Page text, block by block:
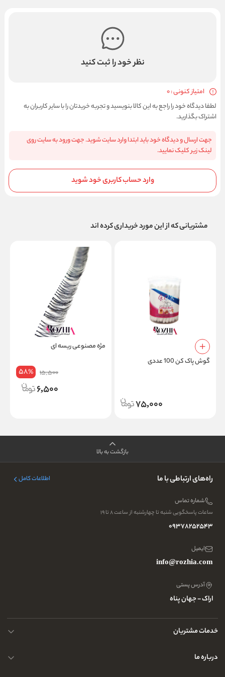
نظر خود را ثبت کنید
امتیاز کنونی : 0
لطفا دیدگاه خود را راجع به این کالا بنویسید و تجربه خریدتان را با سایر کاربران به
اشتراک بگذارید.
جهت ارسال و دیدگاه خود باید ابتدا وارد سایت شوید. جهت ورود به سایت روی
لینک زیر کلیک نمایید.
وارد حساب کاربری خود شوید
مشتریانی که از این مورد خریداری کرده اند
گوش پاک کن 100 عددی
75,000
مژه مصنوعی ریسه ای
15,500
58%
6,500
بازگشت به بالا
راه‌های ارتباطی با ما اطلاعات کامل
شماره تماس
ساعات پاسخگویی شنبه تا چهارشنبه از ساعت ۸ تا ۱۹
09378252543
ایمیل
info@rozhia.com
آدرس پستی
اراک - جهان پناه
خدمات مشتریان
حریم خصوصی کاربران
درباره ما